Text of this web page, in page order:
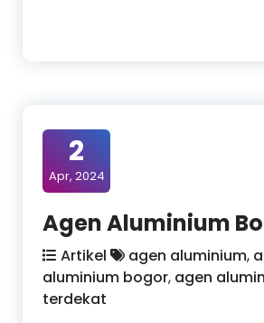
2
Apr, 2024
Agen Aluminium
Artikel agen aluminium,
aluminium bogor, agen
terdekat